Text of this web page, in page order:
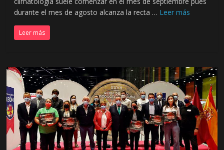
c
t
o
s
d
e
durante el mes de agosto alcanza la recta … Leer más
Leer más